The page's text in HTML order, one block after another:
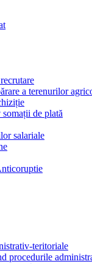
a terenurilor
de plată
salariale
teritoriale
procedurile